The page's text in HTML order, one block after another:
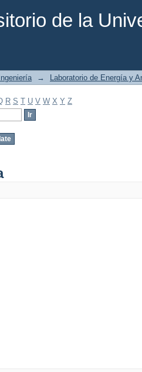
de la
→ Laboratorio de Energía y
R S T U V W X Y Z